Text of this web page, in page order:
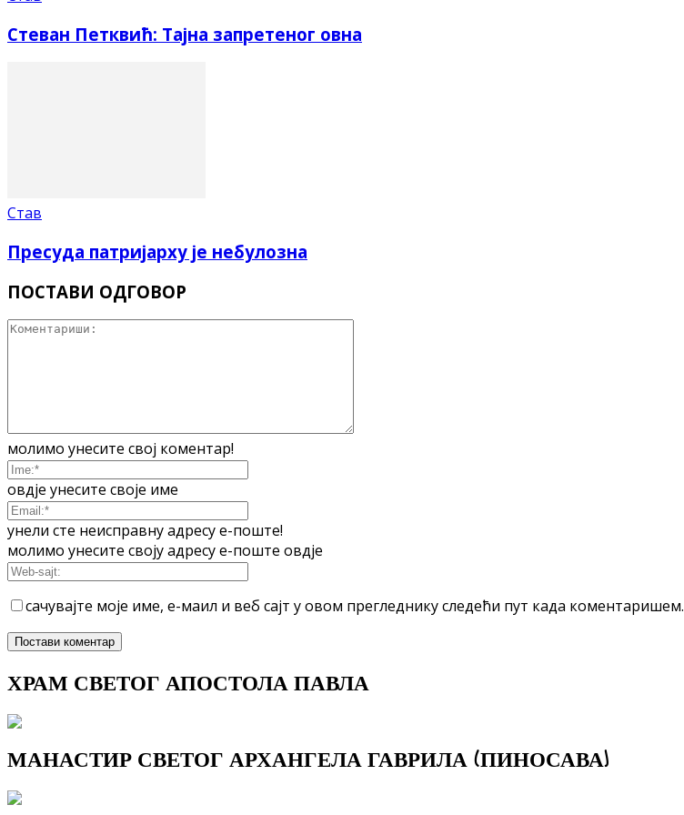
Стеван Петквић: Тајна запретеног овна
Став
Пресуда патријарху је небулозна
ПОСТАВИ ОДГОВОР
молимо унесите свој коментар!
овдје унесите своје име
унели сте неисправну адресу е-поште!
молимо унесите своју адресу е-поште овдје
сачувајте моје име, е-маил и веб сајт у овом прегледнику следећи пут када коментаришем.
ХРАМ СВЕТОГ АПОСТОЛА ПАВЛА
МАНАСТИР СВЕТОГ АРХАНГЕЛА ГАВРИЛА (ПИНОСАВА)